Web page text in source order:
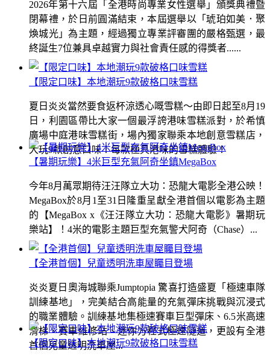
【限定口味】本地潮玩9款破格口味雪糕
夏日炎炎當然要食返杯涼透心嘅雪糕～由即日起至8月19
日，利園區帶比大家一個最浮誇港味雪糕派對，於希慎
廣場中庭港味雪糕街，場內獨家聯乘本地創意雪糕店，
大玩9款創意口味！每款極具港味的雪糕體驗！
【全港首個】兒童透明洗車屋矚目登場
炎炎夏日奧海城聯乘Jumptopia 驚喜打造盛夏「極速車隊
訓練基地」，完美結合高能量的充氣彈床挑戰與沉浸式
的職業體驗。訓練基地集極速賽車巨型彈床、6.5米高速
滑梯、賽車維修站、迷你方程式極速隧道，更設有全港
首個兒童透明洗車屋...
2026年第十六屆「全港時尚專業女性選舉」頒獎典禮暨
閉幕禮，於日前圓滿結束，本屆選舉以「琥珀如美．聚
煥城光」為主題，經過獨立專業評審團的嚴格甄選，最
終誕生7位兼具卓越實力與社會責任感的得獎者......
【暑期玩樂】4米巨型充氣阿奇坐鎮MegaBox
今年8月萬眾期待汪汪隊立大功：恐龍大電影全港公映！
MegaBox於8月1至31日隆重呈獻全港首個以電影為主題
的【MegaBox x《汪汪隊立大功：恐龍大電影》暑期玩
樂站】！4米的電影主題巨型充氣警犬阿奇（Chase）...
【限定口味】本地潮玩9款破格口味雪糕